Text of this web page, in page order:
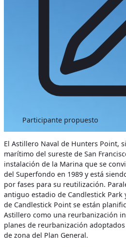
Participante propuesto
El Astillero Naval de Hunters Point,
marítimo del sureste de San
instalación de la Marina que se
del Superfondo en 1989 y está
por fases para su reutilización.
antiguo estadio de Candlestick Park
de Candlestick Point se están
Astillero como una reurbanización
planes de reurbanización
de zona del Plan General.